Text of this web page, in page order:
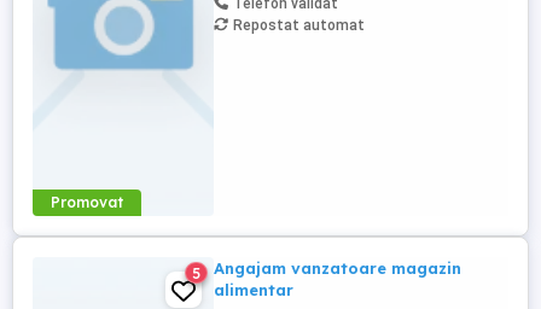
Promovat
Oferta: - contract de munca pe durata
nedeterminata - 2850 lei salariu net - 800
Telefon validat
Repostat automat
5
Angajam vanzatoare magazin
alimentar